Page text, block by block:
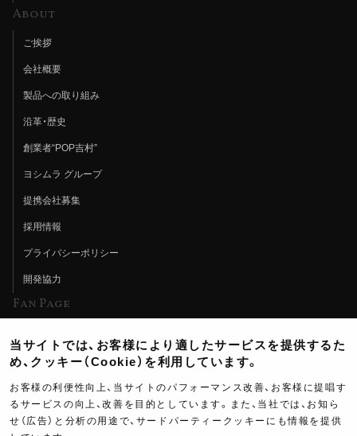
About
ご挨拶
会社概要
製品への取り組み
沿革・歴史
創業者“POP吉村”
ヨシムラ グループ
提携会社募集
採用情報
プライバシーポリシー
開発協力
Fan Page
ヨシムラTV
イベント情報
イベントスケジュール
当サイトでは、お客様により適したサービスを提供するた
め、クッキー（Cookie）を利用しています。
お客様の利便性向上、当サイトのパフォーマンス改善、お客様に提唱す
るサービスの向上、改善を目的としています。また、当社では、お知ら
せ（広告）と分析の用途で、サードパーティークッキーにも情報を提供